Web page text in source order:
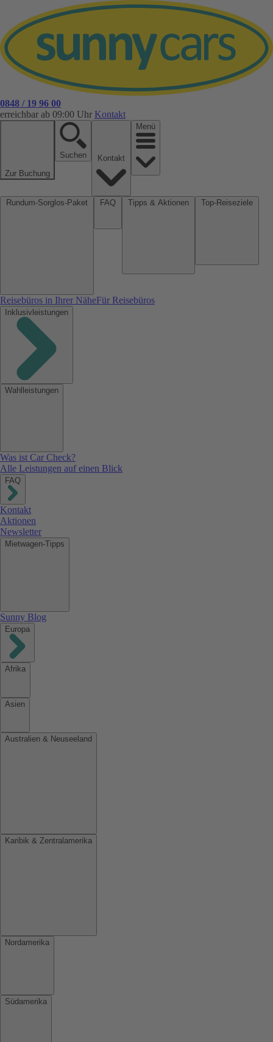
0848 / 19 96 00
erreichbar ab 09:00 Uhr Kontakt
Zur Buchung
Suchen
Menü
Reisebüros in Ihrer NäheFür Reisebüros
Inklusivleistungen
Wahlleistungen
Was ist Car Check?
Alle Leistungen auf einen Blick
FAQ
Kontakt
Aktionen
Newsletter
Mietwagen-Tipps
Sunny Blog
Europa
Afrika
Asien
Australien & Neuseeland
Karibik & Zentralamerika
Nordamerika
Südamerika